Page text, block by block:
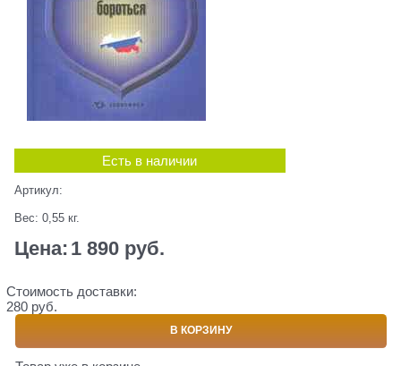
Есть в наличии
Артикул:
Вес: 0,55 кг.
Цена: 1 890 руб.
Стоимость доставки:
280 руб.
В КОРЗИНУ